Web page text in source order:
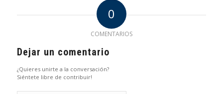
0
COMENTARIOS
Dejar un comentario
¿Quieres unirte a la conversación?
Siéntete libre de contribuir!